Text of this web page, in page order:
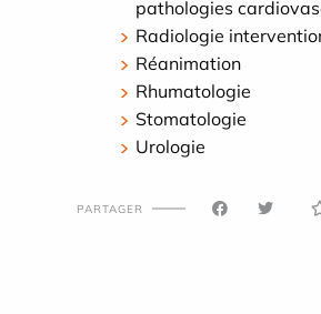
pathologies
Radiologie
Réanimation
Rhumatologie
Stomatologie
Urologie
PARTAGER